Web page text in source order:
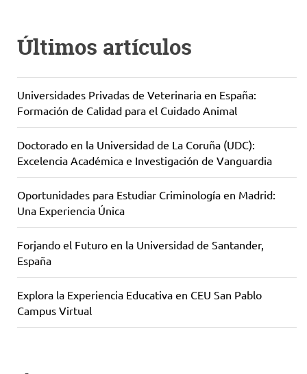
Últimos artículos
Universidades Privadas de Veterinaria en España:
Formación de Calidad para el Cuidado Animal
Doctorado en la Universidad de La Coruña (UDC):
Excelencia Académica e Investigación de Vanguardia
Oportunidades para Estudiar Criminología en Madrid:
Una Experiencia Única
Forjando el Futuro en la Universidad de Santander,
España
Explora la Experiencia Educativa en CEU San Pablo
Campus Virtual